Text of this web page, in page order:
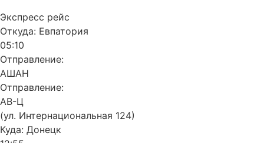
Экспресс рейс
Откуда: Евпатория
05:10
Отправление:
АШАН
Отправление:
АВ-Ц
(ул. Интернациональная 124)
Куда: Донецк